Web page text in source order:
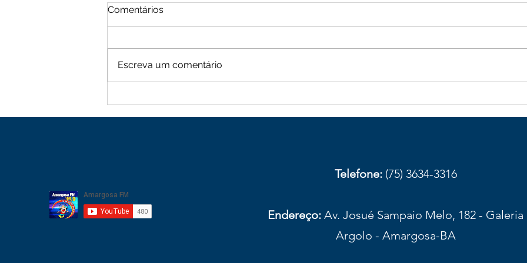
Comentários
Escreva um comentário
Telefone: (75) 3634-3316
Endereço: Av. Josué Sampaio Melo, 182 - Galeria
Argolo - Amargosa-BA